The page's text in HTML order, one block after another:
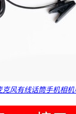
克风有线话筒手机相